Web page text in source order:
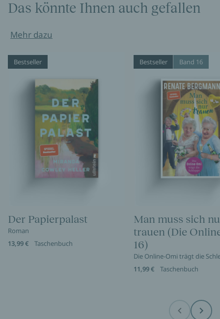
Das könnte Ihnen auch gefallen
Mehr dazu
Bestseller
Der Papierpalast
Roman
13,99 €
Taschenbuch
Bestseller Band 16
Man muss sich
trauen (Die
16)
Die Online-Omi trägt die
11,99 €
Taschenbuch
Before Next